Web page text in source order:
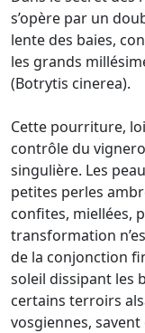
s’opère par un
lente des baies,
les grands
(Botrytis cinerea).
Cette pourriture,
contrôle du
singulière. Les
petites perles
confites, miellées,
transformation
de la conjonction
soleil dissipant les
certains terroirs
vosgiennes, savent